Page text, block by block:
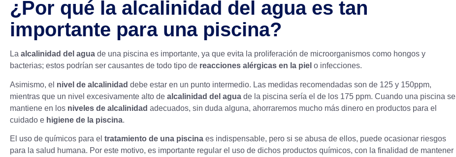
¿Por qué la alcalinidad del agua es tan
importante para una piscina?
La alcalinidad del agua de una piscina es importante, ya que evita la proliferación de microorganismos como hongos y
bacterias; estos podrían ser causantes de todo tipo de reacciones alérgicas en la piel o infecciones.
Asimismo, el nivel de alcalinidad debe estar en un punto intermedio. Las medidas recomendadas son de 125 y 150ppm,
mientras que un nivel excesivamente alto de alcalinidad del agua de la piscina sería el de los 175 ppm. Cuando una piscina se
mantiene en los niveles de alcalinidad adecuados, sin duda alguna, ahorraremos mucho más dinero en productos para el
cuidado e higiene de la piscina.
El uso de químicos para el tratamiento de una piscina es indispensable, pero si se abusa de ellos, puede ocasionar riesgos
para la salud humana. Por este motivo, es importante regular el uso de dichos productos químicos, con la finalidad de mantener